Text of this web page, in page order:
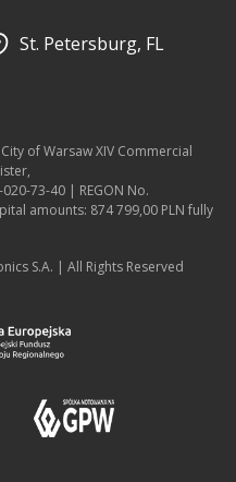
St. Petersburg, FL
of Warsaw XIV Commercial
73-40 | REGON No.
amounts: 874 799,00 PLN fully
S.A. | All Rights Reserved